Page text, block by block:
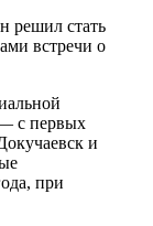
решил стать
встречи о
с первых
и
при